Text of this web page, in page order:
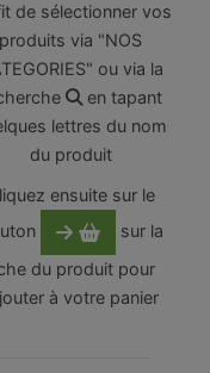
de sélectionner vos
produits via "NOS
ou via la
en tapant
lettres du nom
du produit
ensuite sur le
sur la
du produit pour
à votre panier